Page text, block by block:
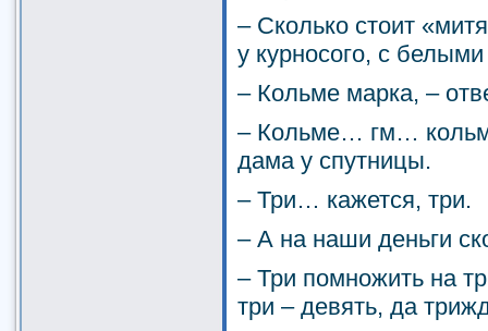
– Сколько стоит
у курносого, с
– Кольме марка, –
– Кольме… гм…
дама у спутницы.
– Три… кажется, три.
– А на наши деньги
– Три помножить на
три – девять, да